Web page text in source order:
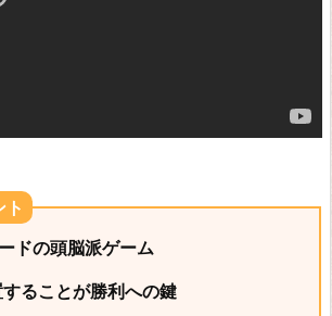
ドの頭脳派ゲーム
ることが勝利への鍵